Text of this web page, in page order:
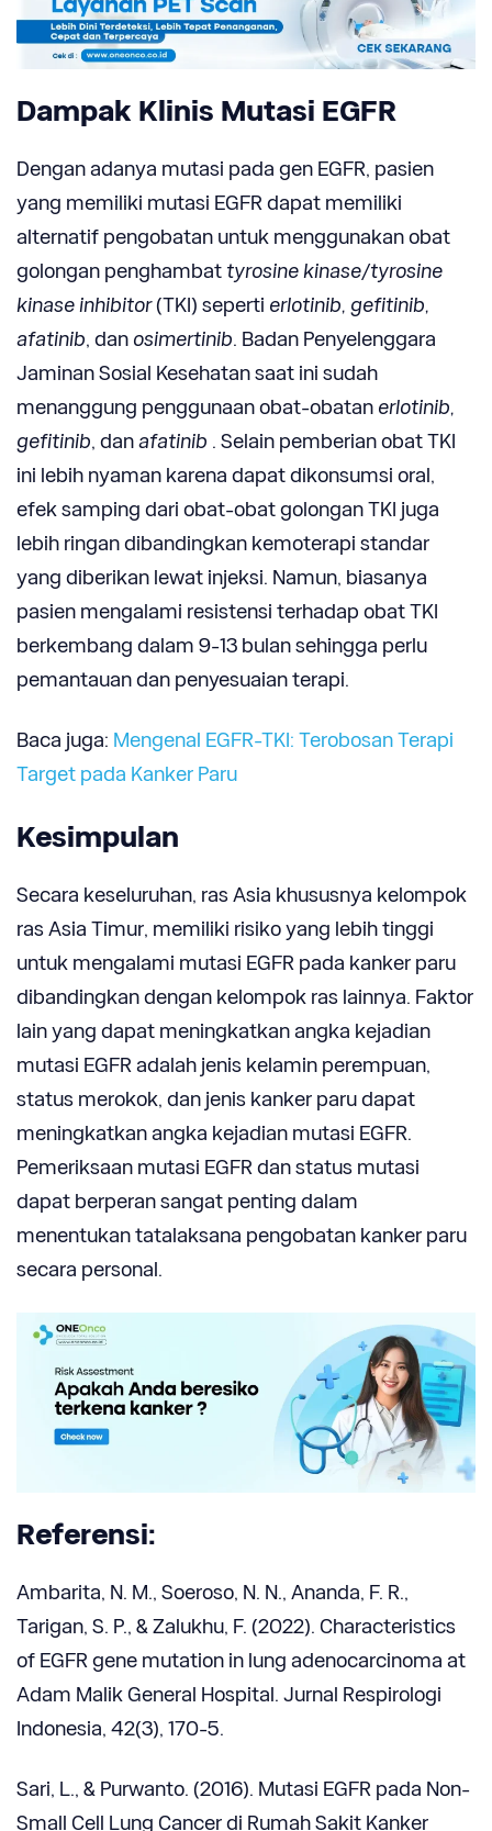
Dampak Klinis Mutasi EGFR
Dengan adanya mutasi pada gen EGFR, pasien
yang memiliki mutasi EGFR dapat memiliki
alternatif pengobatan untuk menggunakan obat
golongan penghambat tyrosine kinase/tyrosine
kinase inhibitor(TKI) seperti erlotinib, gefitinib,
afatinib, dan osimertinib. Badan Penyelenggara
Jaminan Sosial Kesehatan saat ini sudah
menanggung penggunaan obat-obatan erlotinib,
gefitinib, danafatinib . Selain pemberian obat TKI
ini lebih nyaman karena dapat dikonsumsi oral,
efek samping dari obat-obat golongan TKI juga
lebih ringan dibandingkan kemoterapi standar
yang diberikan lewat injeksi. Namun, biasanya
pasien mengalami resistensi terhadap obat TKI
berkembang dalam 9-13 bulan sehingga perlu
pemantauan dan penyesuaian terapi.
Baca juga: Mengenal EGFR-TKI: Terobosan Terapi
Target pada Kanker Paru
Kesimpulan
Secara keseluruhan, ras Asia khususnya kelompok
ras Asia Timur, memiliki risiko yang lebih tinggi
untuk mengalami mutasi EGFR pada kanker paru
dibandingkan dengan kelompok ras lainnya. Faktor
lain yang dapat meningkatkan angka kejadian
mutasi EGFR adalah jenis kelamin perempuan,
status merokok, dan jenis kanker paru dapat
meningkatkan angka kejadian mutasi EGFR.
Pemeriksaan mutasi EGFR dan status mutasi
dapat berperan sangat penting dalam
menentukan tatalaksana pengobatan kanker paru
secara personal.
Referensi:
Ambarita, N. M., Soeroso, N. N., Ananda, F. R.,
Tarigan, S. P., & Zalukhu, F. (2022). Characteristics
of EGFR gene mutation in lung adenocarcinoma at
Adam Malik General Hospital. Jurnal Respirologi
Indonesia, 42(3), 170-5.
Sari, L., & Purwanto. (2016). Mutasi EGFR pada Non-
Small Cell Lung Cancer di Rumah Sakit Kanker